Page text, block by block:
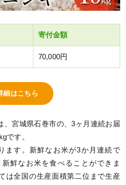
寄付金額
70,000円
細はこちら
、宮城県石巻市の、3ヶ月連続お届
です。
ます。新鮮なお米が3か月連続で
鮮なお米を食べることができま
は全国の生産面積第二位まで生産